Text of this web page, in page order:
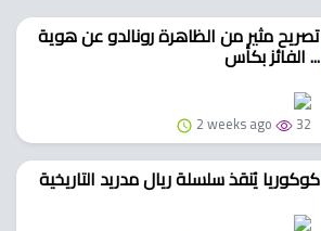
تصريح مثير من الظاهرة رونالدو عن هوية
الفائز بكأس ...
2 weeks ago 32
كوكوريا يُنقذ سلسلة ريال مدريد التاريخية